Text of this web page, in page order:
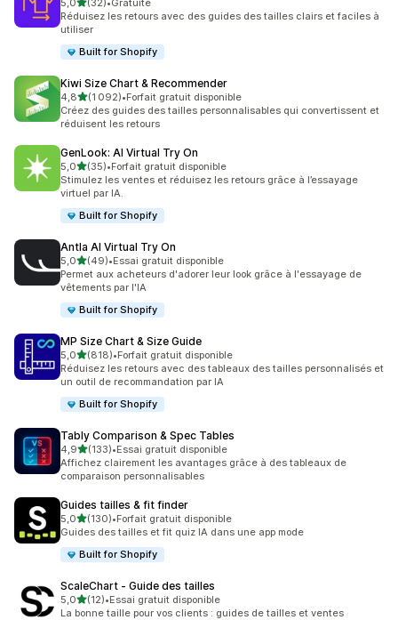
5,0 (32)
32 avis au total
•Gratuite
Réduisez les retours avec des guides des tailles clairs et faciles à
utiliser
Built for Shopify
Kiwi Size Chart & Recommender
4,8étoile(s) sur 5
(1 092)
1092 avis au total
•Forfait gratuit disponible
Créez des guides des tailles personnalisables qui convertissent et
réduisent les retours
GenLook: AI Virtual Try On
5,0étoile(s) sur 5
(35)
35 avis au total
•Forfait gratuit disponible
Stimulez les ventes et réduisez les retours grâce à l’essayage
virtuel par IA.
Built for Shopify
Antla AI Virtual Try On
5,0étoile(s) sur 5
(49)
49 avis au total
•Essai gratuit disponible
Permet aux acheteurs d'adorer leur look grâce à l'essayage de
vêtements par l'IA
Built for Shopify
MP Size Chart & Size Guide
5,0étoile(s) sur 5
(818)
818 avis au total
•Forfait gratuit disponible
Réduisez les retours avec des tableaux des tailles personnalisés et
un outil de recommandation par IA
Built for Shopify
Tably Comparison & Spec Tables
4,9étoile(s) sur 5
(133)
133 avis au total
•Essai gratuit disponible
Affichez clairement les avantages grâce à des tableaux de
comparaison personnalisables
Guides tailles & fit finder
5,0étoile(s) sur 5
(130)
130 avis au total
•Forfait gratuit disponible
Guides des tailles et fit quiz IA dans une app mode
Built for Shopify
ScaleChart ‑ Guide des tailles
5,0étoile(s) sur 5
(12)
12 avis au total
•Essai gratuit disponible
La bonne taille pour vos clients : guides de tailles et ventes